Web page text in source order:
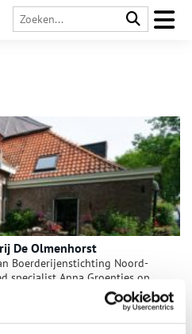
De Olmenhorst
Boerderijenstichting Noord-
specialist Anna Groentjes op
Trotse eigenaren
en het interieur van
nog meer van elkaar dan de